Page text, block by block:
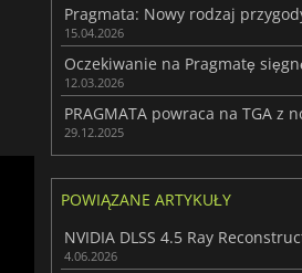
Pragmata: Nowy rodzaj
15.04.2026
Oczekiwanie na Pragmatę
12.03.2026
29.12.2025
POWIĄZANE ARTYKUŁY
4.06.2026